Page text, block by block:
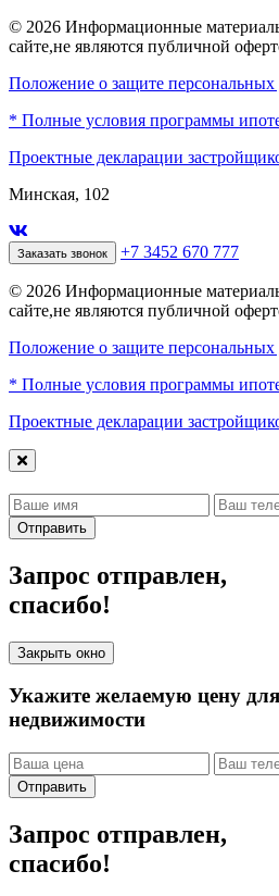
© 2026 Информационные
сайте,не являются публичной
Положение о защите
* Полные условия программы
Проектные декларации
Минская, 102
Заказать звонок +7 3452 670 777
© 2026 Информационные
сайте,не являются публичной
Положение о защите
* Полные условия программы
Проектные декларации
Отправить
Запрос отправлен,
спасибо!
Закрыть окно
Укажите желаемую цену
недвижимости
Отправить
Запрос отправлен,
спасибо!